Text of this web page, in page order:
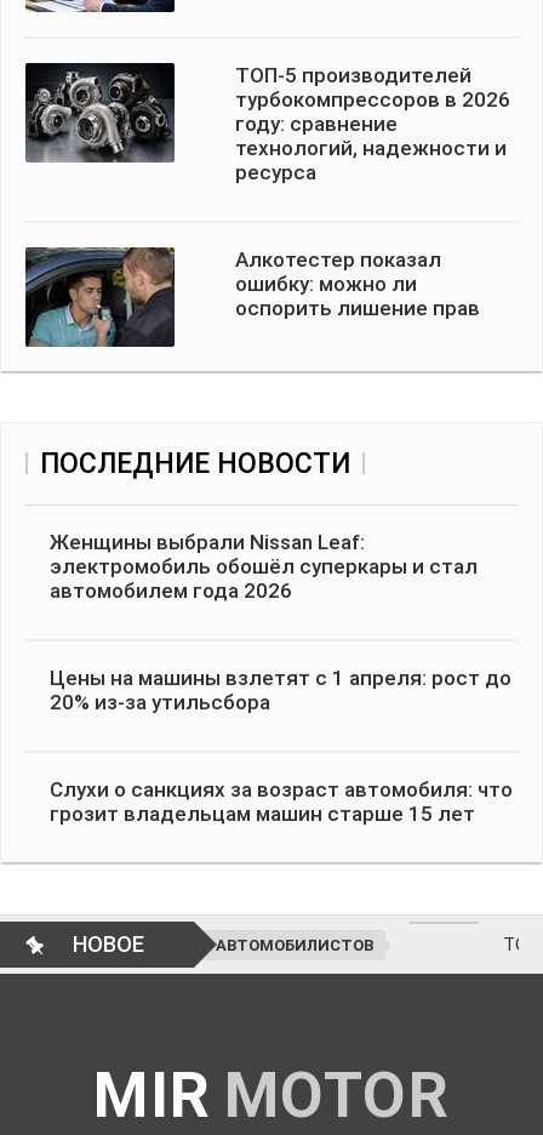
ТОП-5 производителей
турбокомпрессоров в 2026
году: сравнение
технологий, надежности и
ресурса
Алкотестер показал
ошибку: можно ли
оспорить лишение прав
ПОСЛЕДНИЕ НОВОСТИ
Женщины выбрали Nissan Leaf:
электромобиль обошёл суперкары и стал
автомобилем года 2026
Цены на машины взлетят с 1 апреля: рост до
20% из-за утильсбора
Слухи о санкциях за возраст автомобиля: что
грозит владельцам машин старше 15 лет
НОВОЕ
ВОПРОСЫ АВТОМОБИЛИСТОВ ТОП-5
MIR MOTOR